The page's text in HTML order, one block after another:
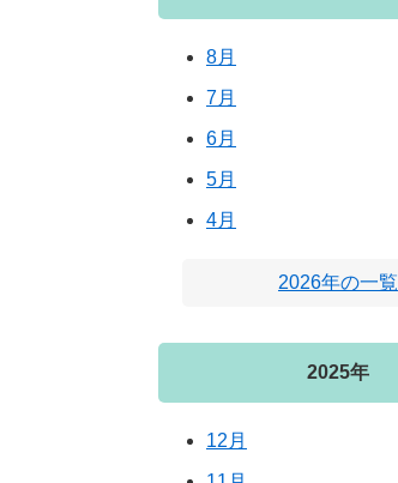
8月
7月
6月
5月
4月
2026年の一覧
2025年
12月